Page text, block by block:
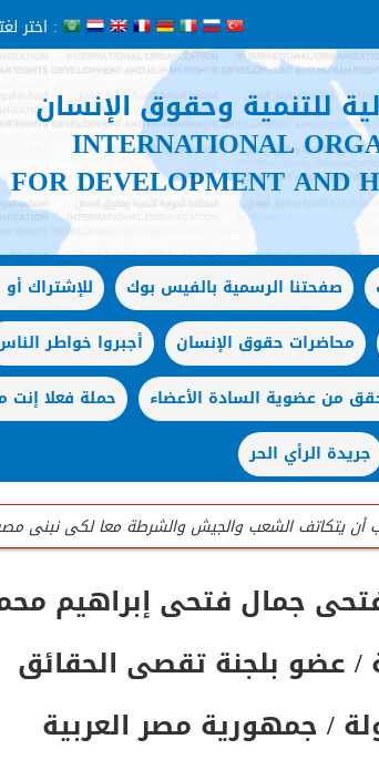
اختر لغتك :
للتنمية وحقوق الإنسان
INTERNATIONAL
FOR DEVELOPMENT AND
صفحتنا الرسمية بالفيس بوك
للإشتراك أو
محاضرات حقوق الإنسان
أجبروا خواطر
من عضوية السادة الأعضاء
حملة فعلا
جريدة الرأي الحر
أن يتكاتف الشعب والجيش والشرطة معا لكى نبنى
جميع لجان المنظمة عمل تطوعى وليست وظيفه
المنظمة الرئيسى للتواصل والإستفسار / 0201020407090
جمال فتحى إبراهيم
/ عضو بلجنة تقصى الحقائق
/ جمهورية مصر العربية